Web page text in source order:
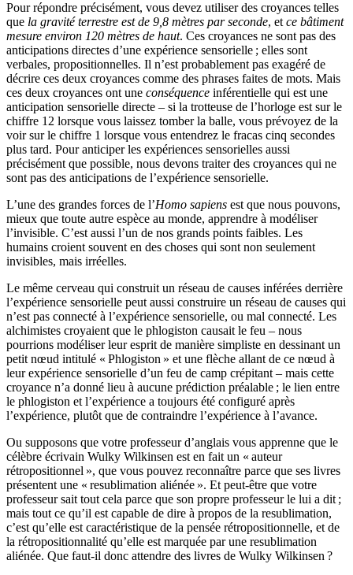
Pour répondre précisément, vous devez utiliser des croyances telles
que la gravité terrestre est de 9,8 mètres par seconde, et ce bâtiment
mesure environ 120 mètres de haut. Ces croyances ne sont pas des
anticipations directes d’une expérience sensorielle ; elles sont
verbales, propositionnelles. Il n’est probablement pas exagéré de
décrire ces deux croyances comme des phrases faites de mots. Mais
ces deux croyances ont une conséquence inférentielle qui est une
anticipation sensorielle directe – si la trotteuse de l’horloge est sur le
chiffre 12 lorsque vous laissez tomber la balle, vous prévoyez de la
voir sur le chiffre 1 lorsque vous entendrez le fracas cinq secondes
plus tard. Pour anticiper les expériences sensorielles aussi
précisément que possible, nous devons traiter des croyances qui ne
sont pas des anticipations de l’expérience sensorielle.
L’une des grandes forces de l’Homo sapiens est que nous pouvons,
mieux que toute autre espèce au monde, apprendre à modéliser
l’invisible. C’est aussi l’un de nos grands points faibles. Les
humains croient souvent en des choses qui sont non seulement
invisibles, mais irréelles.
Le même cerveau qui construit un réseau de causes inférées derrière
l’expérience sensorielle peut aussi construire un réseau de causes qui
n’est pas connecté à l’expérience sensorielle, ou mal connecté. Les
alchimistes croyaient que le phlogiston causait le feu – nous
pourrions modéliser leur esprit de manière simpliste en dessinant un
petit nœud intitulé « Phlogiston » et une flèche allant de ce nœud à
leur expérience sensorielle d’un feu de camp crépitant – mais cette
croyance n’a donné lieu à aucune prédiction préalable ; le lien entre
le phlogiston et l’expérience a toujours été configuré après
l’expérience, plutôt que de contraindre l’expérience à l’avance.
Ou supposons que votre professeur d’anglais vous apprenne que le
célèbre écrivain Wulky Wilkinsen est en fait un « auteur
rétropositionnel », que vous pouvez reconnaître parce que ses livres
présentent une « resublimation aliénée ». Et peut-être que votre
professeur sait tout cela parce que son propre professeur le lui a dit ;
mais tout ce qu’il est capable de dire à propos de la resublimation,
c’est qu’elle est caractéristique de la pensée rétropositionnelle, et de
la rétropositionnalité qu’elle est marquée par une resublimation
aliénée. Que faut-il donc attendre des livres de Wulky Wilkinsen ?